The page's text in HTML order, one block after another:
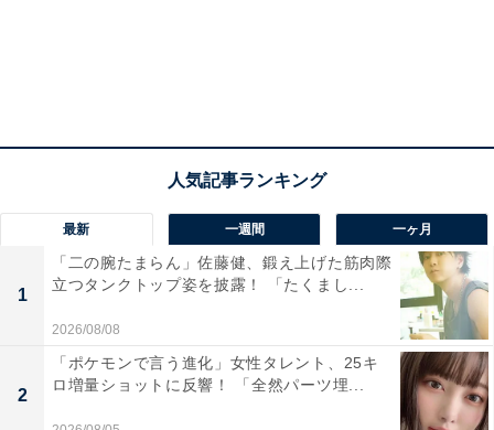
最新 一週間 一ヶ月
1
「二の腕たまらん」佐藤健、鍛え上げた筋肉際
立つタンクトップ姿を披露！ 「たくまし...
2026/08/08
2
「ポケモンで言う進化」女性タレント、25キ
ロ増量ショットに反響！ 「全然パーツ埋...